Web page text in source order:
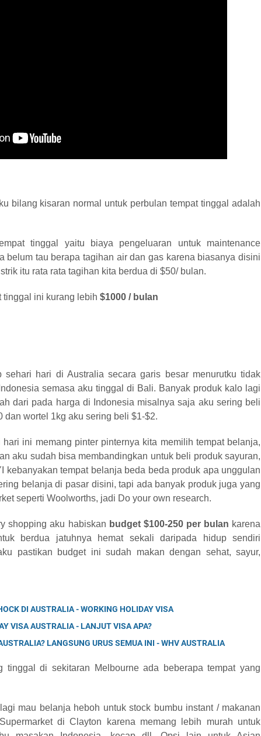
bilang kisaran normal untuk perbulan tempat tinggal adalah
tinggal yaitu biaya pengeluaran untuk maintenance
belum tau berapa tagihan air dan gas karena biasanya disini
itu rata rata tagihan kita berdua di $50/ bulan.
tinggal ini kurang lebih $1000 / bulan
sehari hari di Australia secara garis besar menurutku tidak
semasa aku tinggal di Bali. Banyak produk kalo lagi
dari pada harga di Indonesia misalnya saja aku sering beli
dan wortel 1kg aku sering beli $1-$2.
ini memang pinter pinternya kita memilih tempat belanja,
aku sudah bisa membandingkan untuk beli produk sayuran,
kebanyakan tempat belanja beda beda produk apa unggulan
belanja di pasar disini, tapi ada banyak produk juga yang
seperti Woolworths, jadi Do your own research.
shopping aku habiskan budget $100-250 per bulan karena
berdua jatuhnya hemat sekali daripada hidup sendiri
pastikan budget ini sudah makan dengan sehat, sayur,
DI AUSTRALIA - WORKING HOLIDAY VISA
VISA AUSTRALIA - LANJUT VISA APA?
LANGSUNG URUS SEMUA INI - WHV AUSTRALIA
di sekitaran Melbourne ada beberapa tempat yang
mau belanja heboh untuk stock bumbu instant / makanan
di Clayton karena memang lebih murah untuk